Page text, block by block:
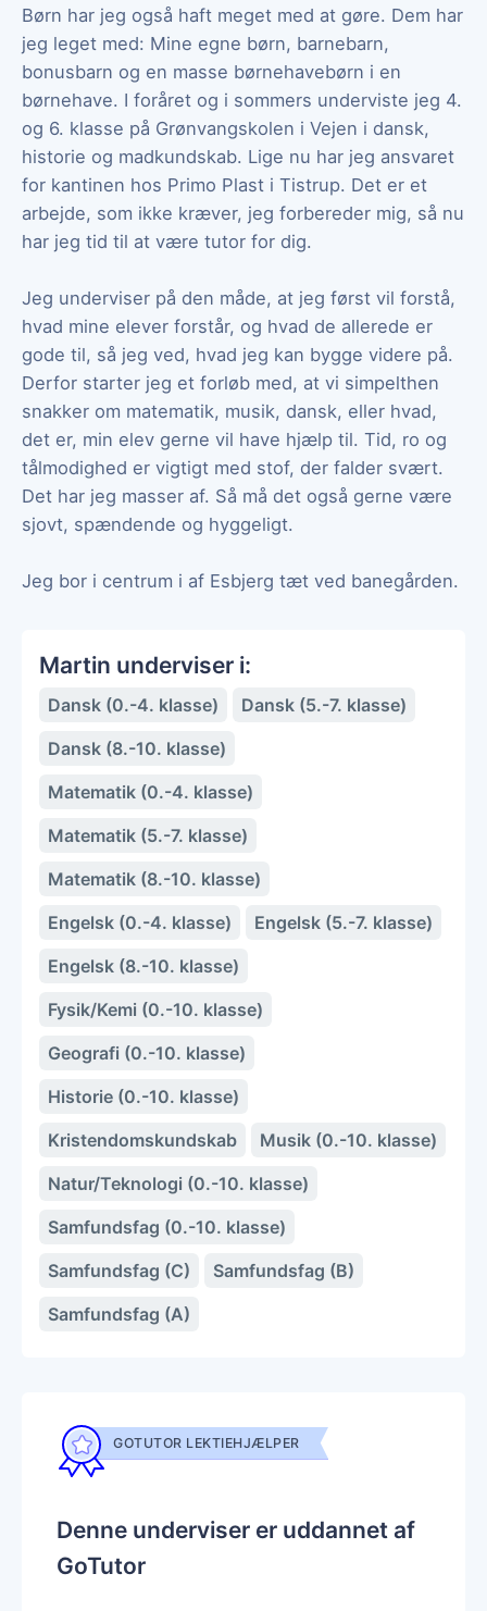
Børn har jeg også haft meget med at gøre. Dem har
jeg leget med: Mine egne børn, barnebarn,
bonusbarn og en masse børnehavebørn i en
børnehave. I foråret og i sommers underviste jeg 4.
og 6. klasse på Grønvangskolen i Vejen i dansk,
historie og madkundskab. Lige nu har jeg ansvaret
for kantinen hos Primo Plast i Tistrup. Det er et
arbejde, som ikke kræver, jeg forbereder mig, så nu
har jeg tid til at være tutor for dig.
Jeg underviser på den måde, at jeg først vil forstå,
hvad mine elever forstår, og hvad de allerede er
gode til, så jeg ved, hvad jeg kan bygge videre på.
Derfor starter jeg et forløb med, at vi simpelthen
snakker om matematik, musik, dansk, eller hvad,
det er, min elev gerne vil have hjælp til. Tid, ro og
tålmodighed er vigtigt med stof, der falder svært.
Det har jeg masser af. Så må det også gerne være
sjovt, spændende og hyggeligt.
Jeg bor i centrum i af Esbjerg tæt ved banegården.
Martin underviser i:
Dansk (0.-4. klasse)
Dansk (5.-7. klasse)
Dansk (8.-10. klasse)
Matematik (0.-4. klasse)
Matematik (5.-7. klasse)
Matematik (8.-10. klasse)
Engelsk (0.-4. klasse)
Engelsk (5.-7. klasse)
Engelsk (8.-10. klasse)
Fysik/Kemi (0.-10. klasse)
Geografi (0.-10. klasse)
Historie (0.-10. klasse)
Kristendomskundskab
Musik (0.-10. klasse)
Natur/Teknologi (0.-10. klasse)
Samfundsfag (0.-10. klasse)
Samfundsfag (C)
Samfundsfag (B)
Samfundsfag (A)
GOTUTOR LEKTIEHJÆLPER
Denne underviser er uddannet af
GoTutor